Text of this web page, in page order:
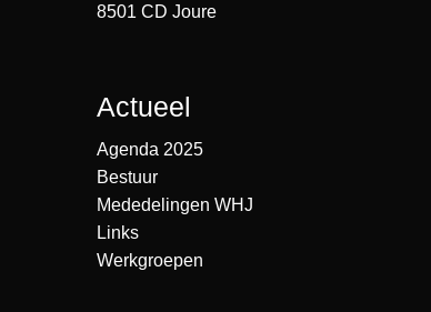
8501 CD Joure
Actueel
Agenda 2025
Bestuur
Mededelingen WHJ
Links
Werkgroepen